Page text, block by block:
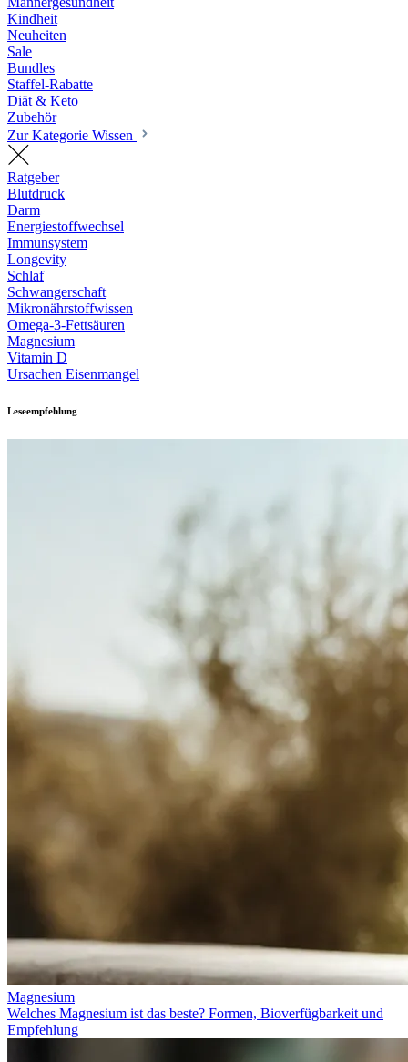
Kindheit
Neuheiten
Sale
Bundles
Staffel-Rabatte
Diät & Keto
Zubehör
Zur Kategorie Wissen
Ratgeber
Blutdruck
Darm
Energiestoffwechsel
Immunsystem
Longevity
Schlaf
Schwangerschaft
Mikronährstoffwissen
Omega-3-Fettsäuren
Magnesium
Vitamin D
Ursachen Eisenmangel
Leseempfehlung
Magnesium
Welches Magnesium ist das beste? Formen, Bioverfügbarkeit und
Empfehlung